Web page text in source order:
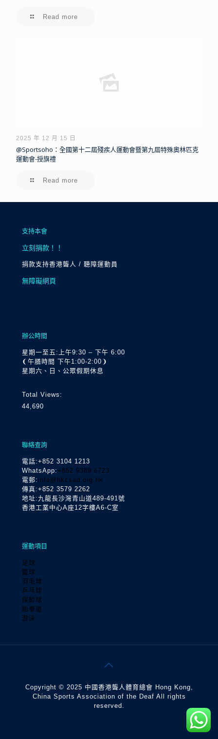
Read more
2025 年 12 月 15 日
@Sportsoho：全國第十二屆殘疾人運動會暨第九屆特殊奧林匹克
運動會-授旗禮
Read more
支持本會
立刻捐款！！
捐款支持香港聾人 / 聽障運動員
無障礙網頁
辦公時間
星期一至五:上午9:30 – 下午 6:00
❨午膳時間 下午1:00-2:00❩
星期六、日、公眾假期休息
Total Views:
44,690
聯絡查詢
電話:+852 3104 1213
WhatsApp: +852 9389 6723
電郵: info@hkcsad.org.hk
傳真:+852 3579 2262
地址:九龍長沙灣青山道489-491號
香港工業中心A座12字樓A6-C室
運動項目
足球
籃球
羽毛球
乒乓球
保齡球
跆拳道
游泳
Copyright © 2025 中國香港聾人體育總會 Hong Kong,
China Sports Association of the Deaf All rights
reserved.